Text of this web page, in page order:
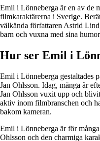
Emil i Lönneberga är en av de
filmkaraktärerna i Sverige.
välkända författaren Astrid
barn och vuxna med sina
Hur ser Emil i
Emil i Lönneberga gestaltades
Jan Ohlsson. Idag, många år
Jan Ohlsson vuxit upp och
aktiv inom filmbranschen och
bakom kameran.
Emil i Lönneberga är för
Ohlsson och den charmiga